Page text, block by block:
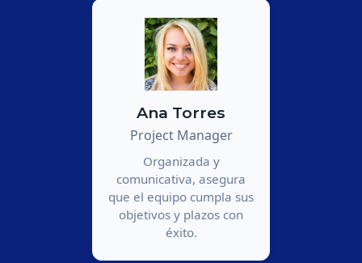
Ana Torres
Project Manager
Organizada y
comunicativa, asegura
que el equipo cumpla sus
objetivos y plazos con
éxito.